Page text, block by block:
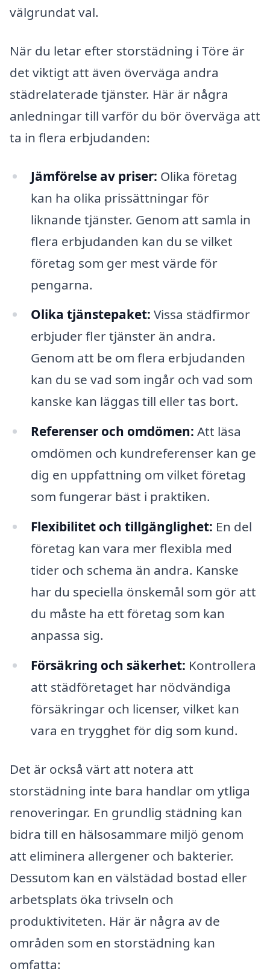
välgrundat val.
När du letar efter storstädning i Töre är
det viktigt att även överväga andra
städrelaterade tjänster. Här är några
anledningar till varför du bör överväga att
ta in flera erbjudanden:
Jämförelse av priser: Olika företag
kan ha olika prissättningar för
liknande tjänster. Genom att samla in
flera erbjudanden kan du se vilket
företag som ger mest värde för
pengarna.
Olika tjänstepaket: Vissa städfirmor
erbjuder fler tjänster än andra.
Genom att be om flera erbjudanden
kan du se vad som ingår och vad som
kanske kan läggas till eller tas bort.
Referenser och omdömen: Att läsa
omdömen och kundreferenser kan ge
dig en uppfattning om vilket företag
som fungerar bäst i praktiken.
Flexibilitet och tillgänglighet: En del
företag kan vara mer flexibla med
tider och schema än andra. Kanske
har du speciella önskemål som gör att
du måste ha ett företag som kan
anpassa sig.
Försäkring och säkerhet: Kontrollera
att städföretaget har nödvändiga
försäkringar och licenser, vilket kan
vara en trygghet för dig som kund.
Det är också värt att notera att
storstädning inte bara handlar om ytliga
renoveringar. En grundlig städning kan
bidra till en hälsosammare miljö genom
att eliminera allergener och bakterier.
Dessutom kan en välstädad bostad eller
arbetsplats öka trivseln och
produktiviteten. Här är några av de
områden som en storstädning kan
omfatta: